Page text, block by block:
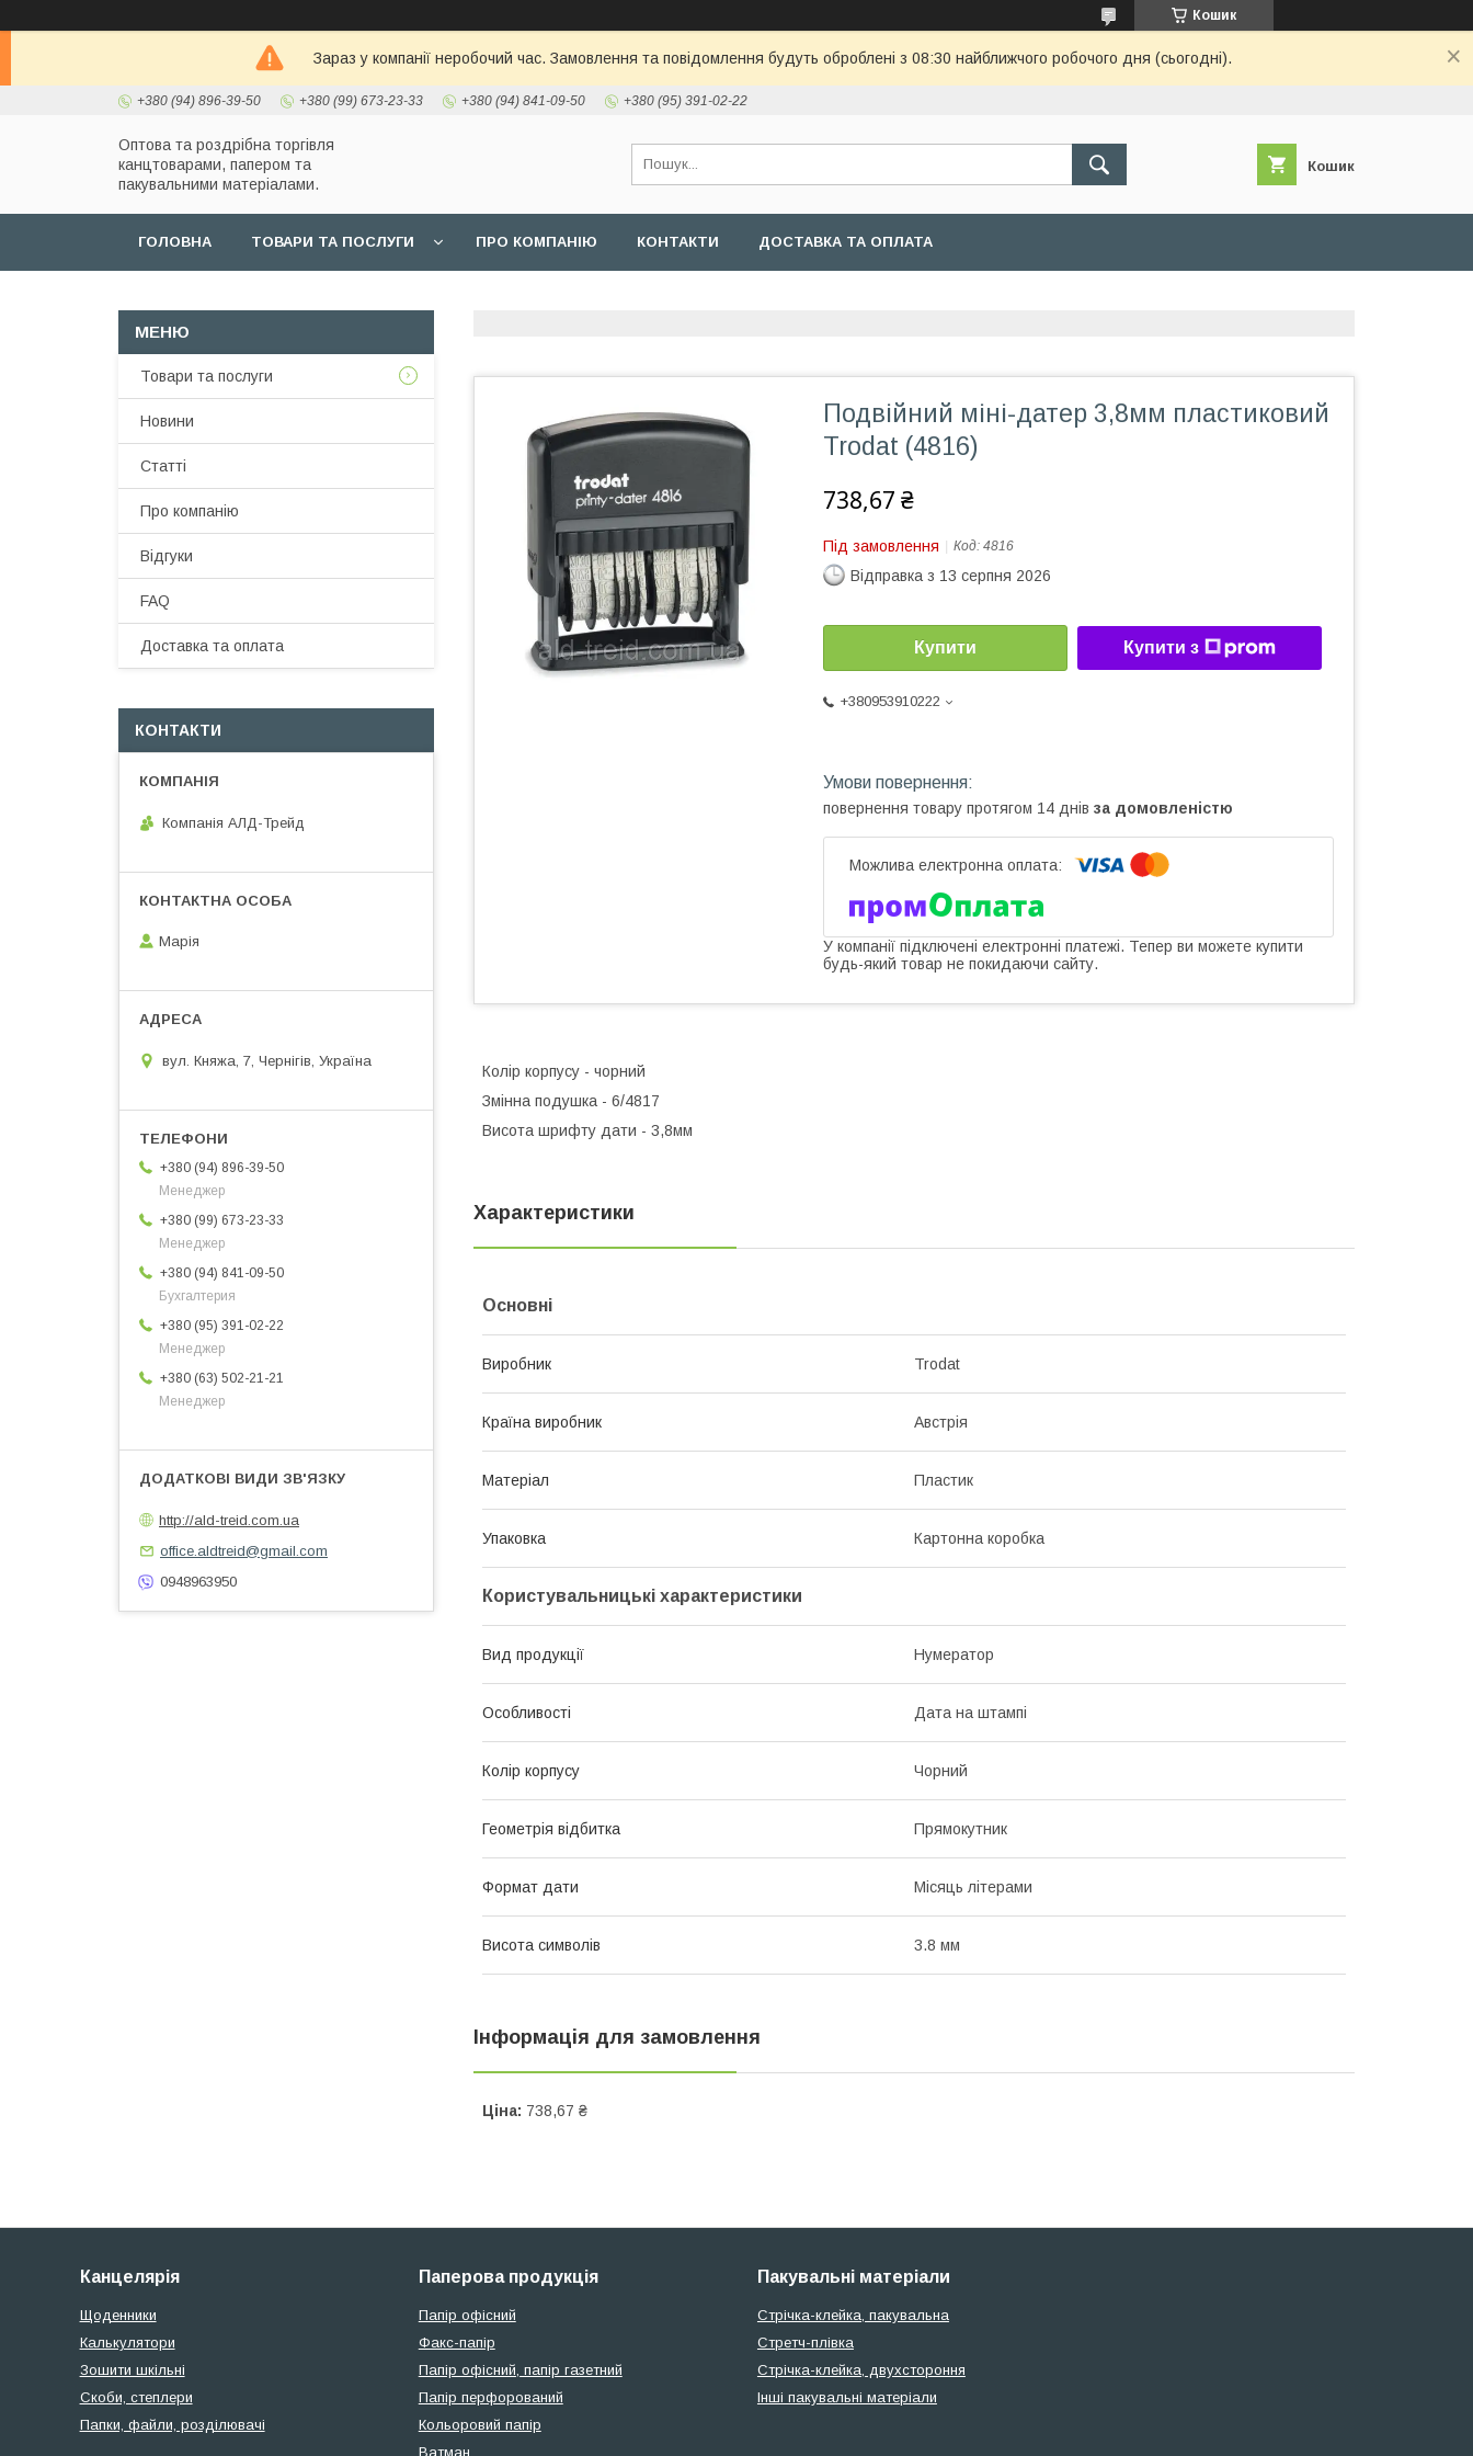
Кошик
Зараз у компанії неробочий час. Замовлення та повідомлення будуть оброблені з 08:30 найближчого робочого дня (сьогодні).
+380 (94) 896-39-50 +380 (99) 673-23-33 +380 (94) 841-09-50 +380 (95) 391-02-22
Оптова та роздрібна торгівля
канцтоварами, папером та
пакувальними матеріалами.
Кошик
ГОЛОВНА ТОВАРИ ТА ПОСЛУГИ ПРО КОМПАНІЮ КОНТАКТИ ДОСТАВКА ТА ОПЛАТА
Подвійний міні-датер 3,8мм пластиковий
Trodat (4816)
738,67 ₴
Під замовлення Код: 4816
Відправка з 13 серпня 2026
Купити Купити з
+380953910222
повернення товару протягом 14 днів за домовленістю
У компанії підключені електронні платежі. Тепер ви можете купити
будь-який товар не покидаючи сайту.
Колір корпусу - чорний
Змінна подушка - 6/4817
Висота шрифту дати - 3,8мм
Характеристики
Основні
Виробник Trodat
Країна виробник Австрія
Матеріал Пластик
Упаковка Картонна коробка
Користувальницькі характеристики
Вид продукції Нумератор
Особливості Дата на штампі
Колір корпусу Чорний
Геометрія відбитка Прямокутник
Формат дати Місяць літерами
Висота символів 3.8 мм
Інформація для замовлення
Ціна: 738,67 ₴
Товари та послуги
Новини
Статті
Про компанію
Відгуки
FAQ
Доставка та оплата
КОНТАКТИ
Компанія АЛД-Трейд
Марія
вул. Княжа, 7, Чернігів, Україна
+380 (94) 896-39-50
Менеджер
+380 (99) 673-23-33
Менеджер
+380 (94) 841-09-50
Бухгалтерия
+380 (95) 391-02-22
Менеджер
+380 (63) 502-21-21
Менеджер
http://ald-treid.com.ua
office.aldtreid@gmail.com
0948963950
Канцелярія
Щоденники
Калькулятори
Зошити шкільні
Скоби, степлери
Папки, файли, розділювачі
Паперова продукція
Папір офісний
Факс-папір
Папір офісний, папір газетний
Папір перфорований
Кольоровий папір
Ватман
Пакувальні матеріали
Стрічка-клейка, пакувальна
Стретч-плівка
Стрічка-клейка, двухстороння
Інші пакувальні матеріали